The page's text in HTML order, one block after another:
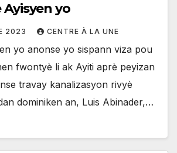
yo
2023 CENTRE À LA UNE
yo anonse yo sispann viza pou
fwontyè li ak Ayiti aprè peyizan
travay kanalizasyon rivyè
dominiken an, Luis Abinader,…